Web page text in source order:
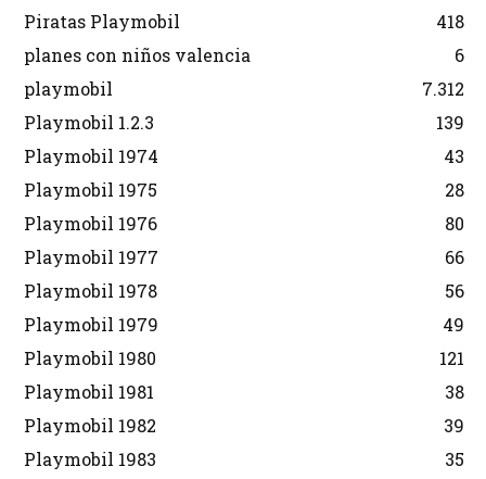
Piratas Playmobil
418
planes con niños valencia
6
playmobil
7.312
Playmobil 1.2.3
139
Playmobil 1974
43
Playmobil 1975
28
Playmobil 1976
80
Playmobil 1977
66
Playmobil 1978
56
Playmobil 1979
49
Playmobil 1980
121
Playmobil 1981
38
Playmobil 1982
39
Playmobil 1983
35